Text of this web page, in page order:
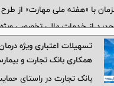
با «هفته ملی مهارت» از
از خدمات مالی تخصصی ویژه
کرد.تسهیلات اعتباری ویژه
همکاری بانک تجارت و
بانک تجارت در راستای